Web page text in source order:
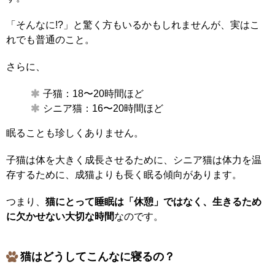
「そんなに!?」と驚く方もいるかもしれませんが、実はこ
れでも普通のこと。
さらに、
子猫：18〜20時間ほど
シニア猫：16〜20時間ほど
眠ることも珍しくありません。
子猫は体を大きく成長させるために、シニア猫は体力を温
存するために、成猫よりも長く眠る傾向があります。
つまり、 猫にとって睡眠は「休憩」ではなく、生きるため
に欠かせない大切な時間なのです。
猫はどうしてこんなに寝るの？